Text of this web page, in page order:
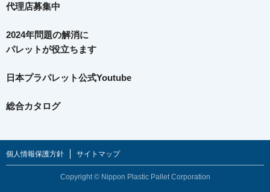
代理店募集中
2024年問題の解消に
パレットが役立ちます
日本プラパレット公式Youtube
総合カタログ
個人情報保護方針 サイトマップ
Copyright © Nippon Plastic Pallet Corporation